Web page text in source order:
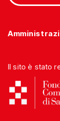
Il sito è stato